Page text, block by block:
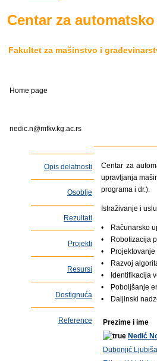
Centar za
Fakultet za mašinstvo i
Home page
nedic.n@mfkv.kg.ac.rs
Opis delatnosti
Osoblje
Rezultati
Projekti
Resursi
Dostignuća
Reference
​Centar za
upravljanja
programa i dr.).
Istraživanje i
• Računarsko
• Robotizacija
• Projektovanje
• Razvoj
• Identifikacija
• Poboljšanje
• Daljinski
Prezime i ime
Nedić
Dubonjić Ljubiša